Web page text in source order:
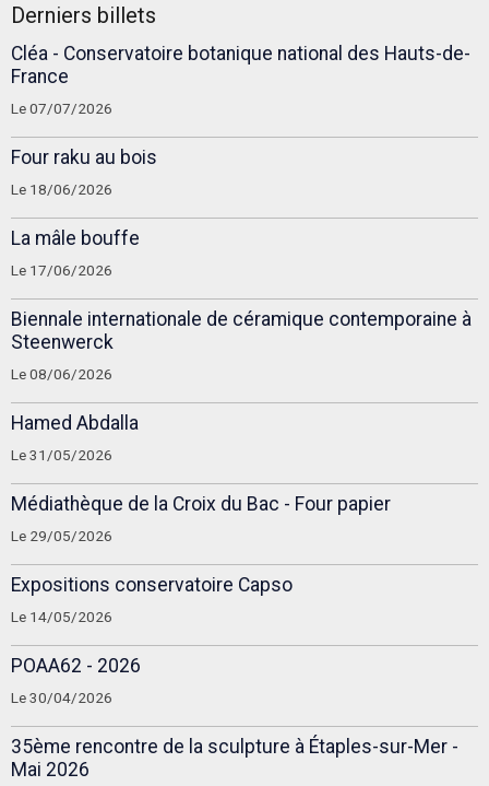
Derniers billets
Cléa - Conservatoire botanique national des Hauts-de-
France
Le 07/07/2026
Four raku au bois
Le 18/06/2026
La mâle bouffe
Le 17/06/2026
Biennale internationale de céramique contemporaine à
Steenwerck
Le 08/06/2026
Hamed Abdalla
Le 31/05/2026
Médiathèque de la Croix du Bac - Four papier
Le 29/05/2026
Expositions conservatoire Capso
Le 14/05/2026
POAA62 - 2026
Le 30/04/2026
35ème rencontre de la sculpture à Étaples-sur-Mer -
Mai 2026